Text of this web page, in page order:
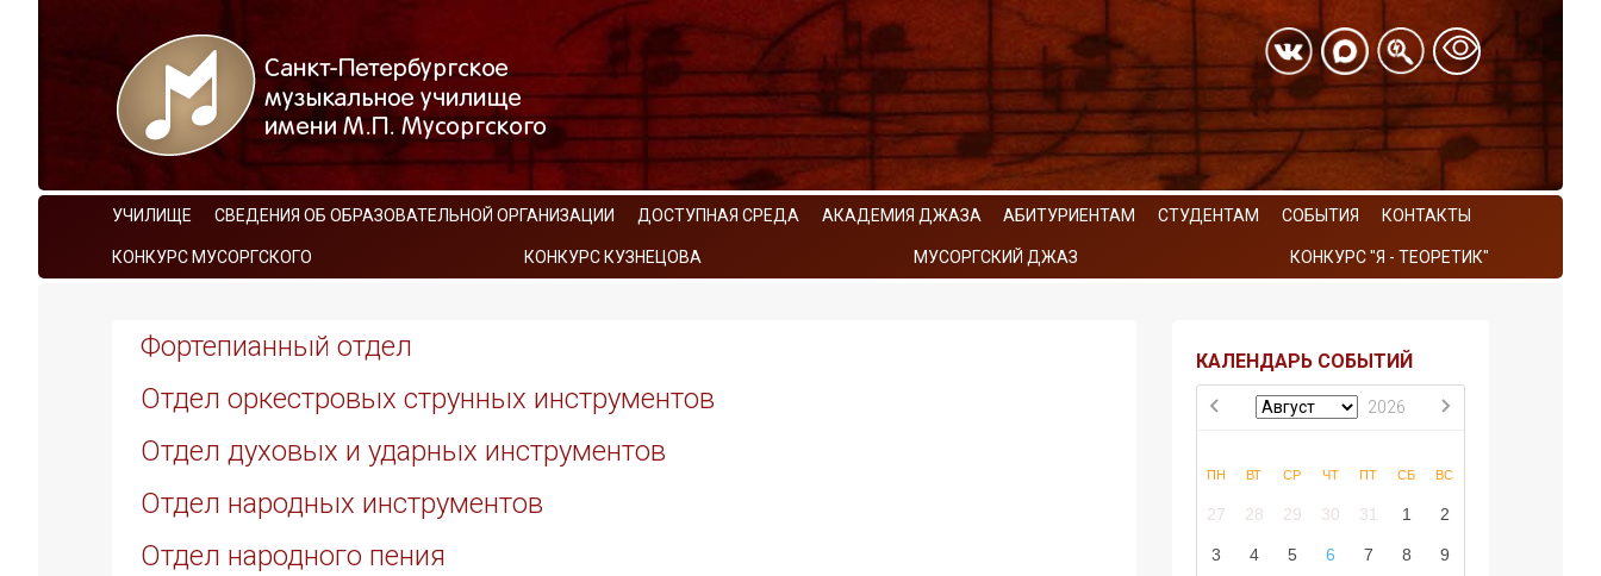
УЧИЛИЩЕ СВЕДЕНИЯ ОБ ОБРАЗОВАТЕЛЬНОЙ ОРГАНИЗАЦИИ ДОСТУПНАЯ СРЕДА АКАДЕМИЯ ДЖАЗА АБИТУРИЕНТАМ СТУДЕНТАМ СОБЫТИЯ КОНТАКТЫ
КОНКУРС МУСОРГСКОГО КОНКУРС КУЗНЕЦОВА МУСОРГСКИЙ ДЖАЗ КОНКУРС "Я - ТЕОРЕТИК"
Фортепианный отдел
Отдел оркестровых струнных инструментов
Отдел духовых и ударных инструментов
Отдел народных инструментов
Отдел народного пения
КАЛЕНДАРЬ СОБЫТИЙ
2026
ПН ВТ СР ЧТ ПТ СБ ВС
27 28 29 30 31 1 2
3 4 5 6 7 8 9